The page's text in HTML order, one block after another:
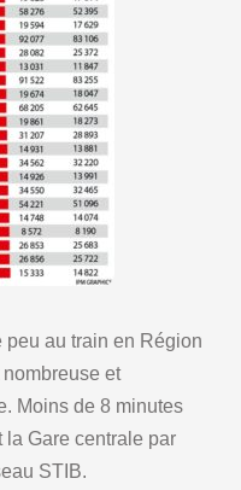
peu au train en Région
nombreuse et
Moins de 8 minutes
la Gare centrale par
STIB.